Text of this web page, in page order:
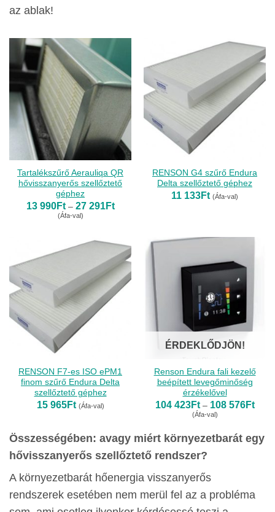
az ablak!
Tartalékszűrő Aerauliqa QR
hővisszanyerős szellőztető
géphez
13 990Ft – 27 291FtÁrtartomány:
13
291Ft
(Áfa-val)
RENSON G4 szűrő Endura
Delta szellőztető géphez
11 133Ft (Áfa-val)
RENSON F7-es ISO ePM1
finom szűrő Endura Delta
szellőztető géphez
15 965Ft (Áfa-val)
ÉRDEKLŐDJÖN!
Renson Endura fali kezelő
beépített levegőminőség
érzékelővel
104 423Ft – 108 576Ft
104
108
(Áfa-val)
Összességében: avagy miért környezetbarát egy
hővisszanyerős szellőztető rendszer?
A környezetbarát hőenergia visszanyerős
rendszerek esetében nem merül fel az a probléma